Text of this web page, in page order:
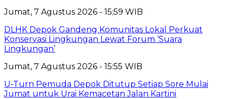
Jumat, 7 Agustus 2026 - 15:59 WIB
DLHK Depok Gandeng Komunitas Lokal Perkuat
Konservasi Lingkungan Lewat Forum ‘Suara
Lingkungan’
Jumat, 7 Agustus 2026 - 15:55 WIB
U-Turn Pemuda Depok Ditutup Setiap Sore Mulai
Jumat untuk Urai Kemacetan Jalan Kartini